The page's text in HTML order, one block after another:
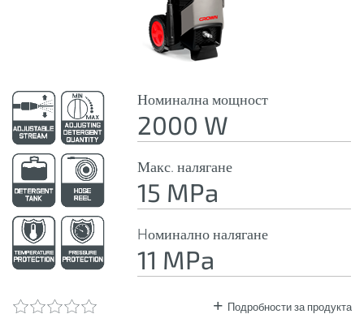
Номинална мощност
2000 W
Макс. налягане
15 MPa
Hоминално налягане
11 MPa
Подробности за продукта